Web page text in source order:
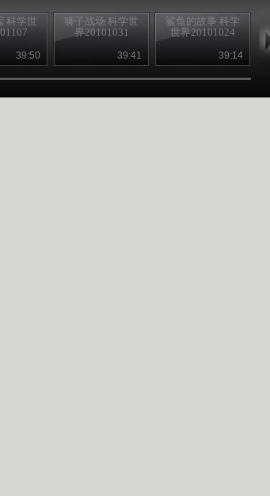
科学世
39:50
狮子战场 科学世
界20101031
39:41
鲨鱼的故事 科学
世界20101024
39:14